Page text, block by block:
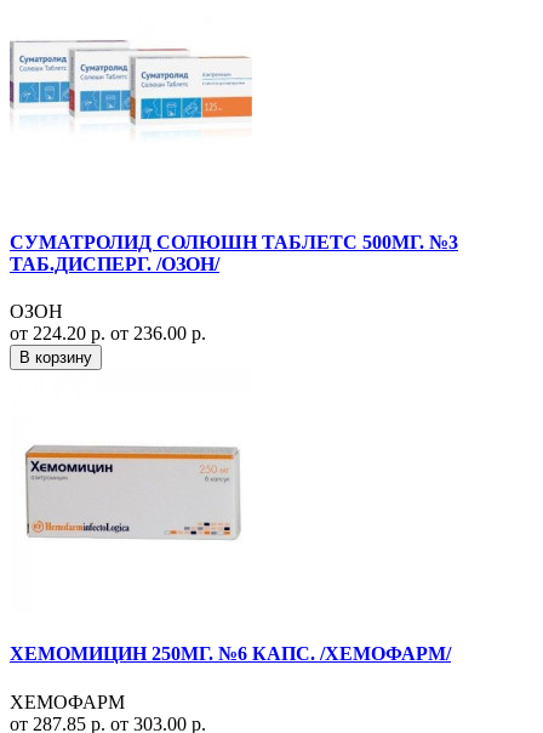
СУМАТРОЛИД СОЛЮШН ТАБЛЕТС 500МГ. №3
ТАБ.ДИСПЕРГ. /ОЗОН/
ОЗОН
от 224.20 р. от 236.00 р.
В корзину
ХЕМОМИЦИН 250МГ. №6 КАПС. /ХЕМОФАРМ/
ХЕМОФАРМ
от 287.85 р. от 303.00 р.